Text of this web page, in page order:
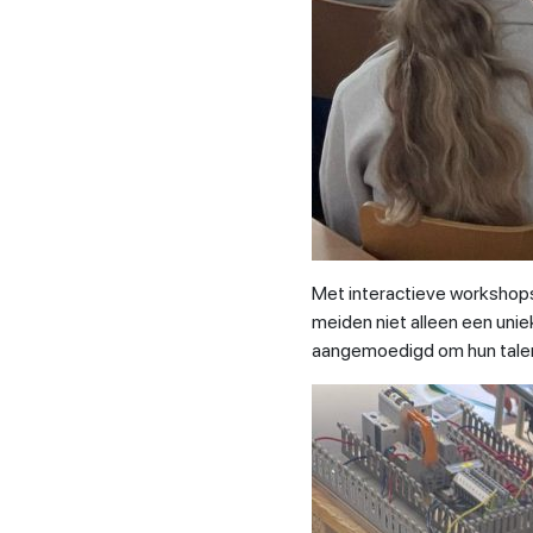
Met interactieve
meiden niet alleen een
aangemoedigd om hun